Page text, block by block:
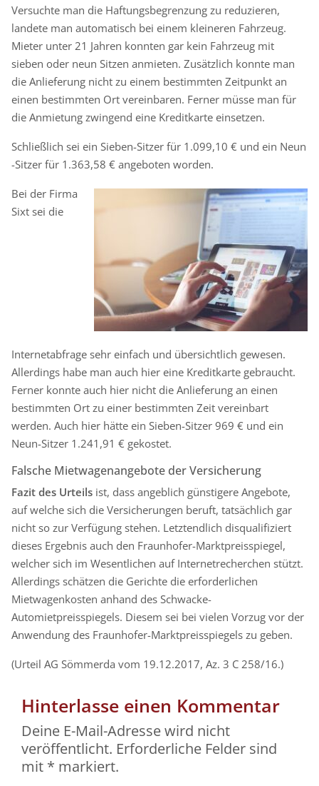
Versuchte man die Haftungsbegrenzung zu reduzieren,
landete man automatisch bei einem kleineren Fahrzeug.
Mieter unter 21 Jahren konnten gar kein Fahrzeug mit
sieben oder neun Sitzen anmieten. Zusätzlich konnte man
die Anlieferung nicht zu einem bestimmten Zeitpunkt an
einen bestimmten Ort vereinbaren. Ferner müsse man für
die Anmietung zwingend eine Kreditkarte einsetzen.
Schließlich sei ein Sieben-Sitzer für 1.099,10 € und ein Neun
-Sitzer für 1.363,58 € angeboten worden.
Bei der Firma
Sixt sei die
Internetabfrage sehr einfach und übersichtlich gewesen.
Allerdings habe man auch hier eine Kreditkarte gebraucht.
Ferner konnte auch hier nicht die Anlieferung an einen
bestimmten Ort zu einer bestimmten Zeit vereinbart
werden. Auch hier hätte ein Sieben-Sitzer 969 € und ein
Neun-Sitzer 1.241,91 € gekostet.
Falsche Mietwagenangebote der Versicherung
Fazit des Urteils ist, dass angeblich günstigere Angebote,
auf welche sich die Versicherungen beruft, tatsächlich gar
nicht so zur Verfügung stehen. Letztendlich disqualifiziert
dieses Ergebnis auch den Fraunhofer-Marktpreisspiegel,
welcher sich im Wesentlichen auf Internetrecherchen stützt.
Allerdings schätzen die Gerichte die erforderlichen
Mietwagenkosten anhand des Schwacke-
Automietpreisspiegels. Diesem sei bei vielen Vorzug vor der
Anwendung des Fraunhofer-Marktpreisspiegels zu geben.
(Urteil AG Sömmerda vom 19.12.2017, Az. 3 C 258/16.)
Hinterlasse einen Kommentar
Deine E-Mail-Adresse wird nicht
veröffentlicht. Erforderliche Felder sind
mit * markiert.